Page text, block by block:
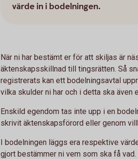
värde in i bodelningen.
När ni har bestämt er för att skiljas är
äktenskapsskillnad till tingsrätten. Så
registrerats kan ett bodelningsavtal
vilka skulder ni har och i detta ska även
Enskild egendom tas inte upp i en
skrivit äktenskapsförord eller genom
I bodelningen läggs era respektive
gjort bestämmer ni vem som ska få